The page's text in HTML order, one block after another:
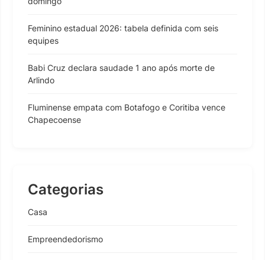
Feminino estadual 2026: tabela definida com seis
equipes
Babi Cruz declara saudade 1 ano após morte de
Arlindo
Fluminense empata com Botafogo e Coritiba vence
Chapecoense
Categorias
Casa
Empreendedorismo